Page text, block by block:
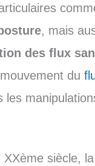
, mais
des flux
du
les
siècle,